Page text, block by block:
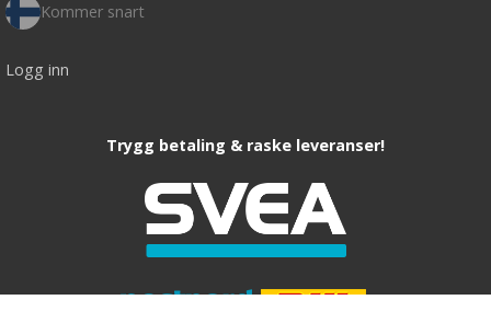
Kommer snart
Logg inn
Trygg betaling & raske leveranser!